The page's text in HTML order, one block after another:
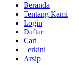
Beranda
Tentang Kami
Login
Daftar
Cari
Terkini
Arsip